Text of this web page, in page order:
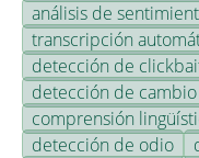
análisis de
transcripción
detección de
detección de
comprensión
detección de odio